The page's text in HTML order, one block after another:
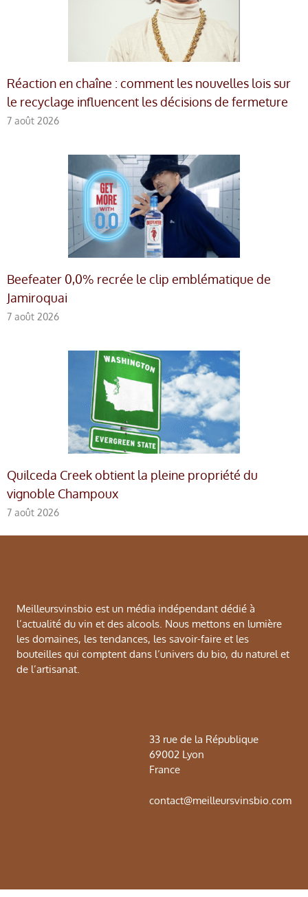
Réaction en chaîne : comment les nouvelles lois sur
le recyclage influencent les décisions de fermeture
7 août 2026
Beefeater 0,0% recrée le clip emblématique de
Jamiroquai
7 août 2026
Quilceda Creek obtient la pleine propriété du
vignoble Champoux
7 août 2026
Meilleursvinsbio est un média indépendant dédié à
l’actualité du vin et des alcools. Nous mettons en lumière
les domaines, les tendances, les savoir-faire et les
bouteilles qui comptent dans l’univers du bio, du naturel et
de l’artisanat.
33 rue de la République
69002 Lyon
France
contact@meilleursvinsbio.com